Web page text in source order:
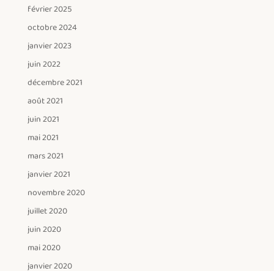
février 2025
octobre 2024
janvier 2023
juin 2022
décembre 2021
août 2021
juin 2021
mai 2021
mars 2021
janvier 2021
novembre 2020
juillet 2020
juin 2020
mai 2020
janvier 2020